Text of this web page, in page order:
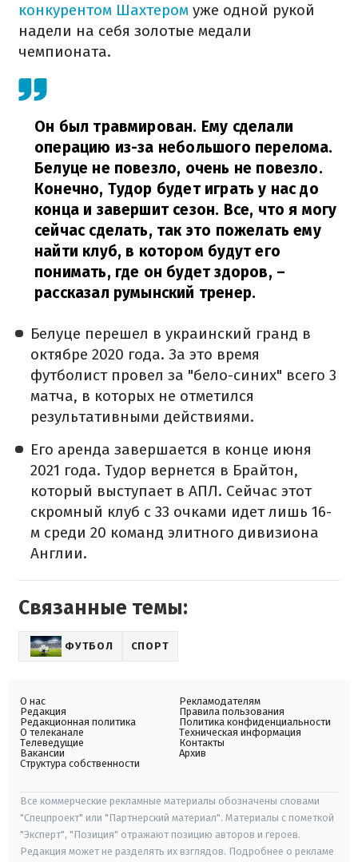
конкурентом Шахтером уже одной рукой
надели на себя золотые медали
чемпионата.
Он был травмирован. Ему сделали
операцию из-за небольшого перелома.
Белуце не повезло, очень не повезло.
Конечно, Тудор будет играть у нас до
конца и завершит сезон. Все, что я могу
сейчас сделать, так это пожелать ему
найти клуб, в котором будут его
понимать, где он будет здоров, –
рассказал румынский тренер.
Белуце перешел в украинский гранд в
октябре 2020 года. За это время
футболист провел за "бело-синих" всего 3
матча, в которых не отметился
результативными действиями.
Его аренда завершается в конце июня
2021 года. Тудор вернется в Брайтон,
который выступает в АПЛ. Сейчас этот
скромный клуб с 33 очками идет лишь 16-
м среди 20 команд элитного дивизиона
Англии.
Связанные темы:
ФУТБОЛ СПОРТ
О нас
Редакция
Редакционная политика
О телеканале
Телеведущие
Вакансии
Структура собственности
Рекламодателям
Правила пользования
Политика конфиденциальности
Техническая информация
Контакты
Архив
Все коммерческие рекламные материалы обозначены словами
"Спецпроект" или "Партнерский материал". Материалы с пометкой
"Эксперт", "Позиция" отражают позицию авторов и героев.
Редакция может не разделять их взглядов. Подробнее о рекламе